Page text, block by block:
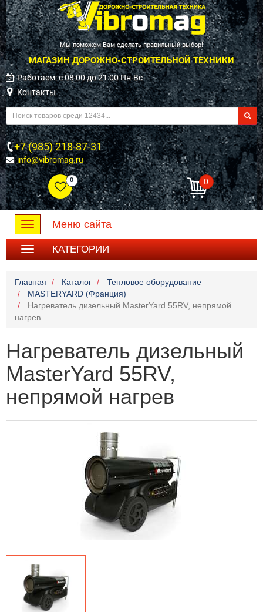
Мы поможем Вам сделать правильный выбор!
МАГАЗИН ДОРОЖНО-СТРОИТЕЛЬНОЙ ТЕХНИКИ
Работаем: c 08:00 до 21:00 Пн-Вс
Контакты
+7 (985) 218-87-31
info@vibromag.ru
0 0
Toggle
navigation
Меню сайта
КАТЕГОРИИ
Главная Каталог
Тепловое оборудование
MASTERYARD (Франция)
Нагреватель дизельный MasterYard 55RV, непрямой
нагрев
Нагреватель дизельный
MasterYard 55RV,
непрямой нагрев